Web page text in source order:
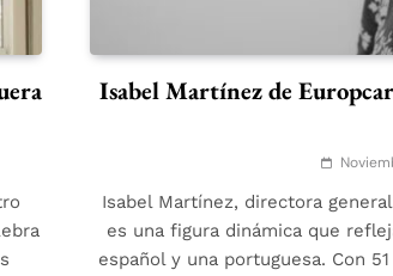
Isabel Martínez de
Isabel Martínez, directora
es una figura dinámica que
español y una portuguesa. Con